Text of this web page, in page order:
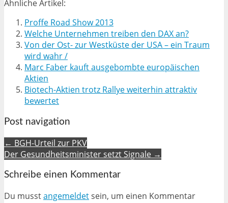
Ähnliche Artikel:
Proffe Road Show 2013
Welche Unternehmen treiben den DAX an?
Von der Ost- zur Westküste der USA – ein Traum
wird wahr /
Marc Faber kauft ausgebombte europäischen
Aktien
Biotech-Aktien trotz Rallye weiterhin attraktiv
bewertet
Post navigation
← BGH-Urteil zur PKV
Der Gesundheitsminister setzt Signale →
Schreibe einen Kommentar
Du musstangemeldetsein, um einen Kommentar